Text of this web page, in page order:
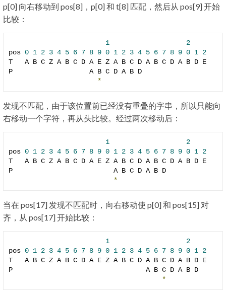
p[0] 向右移动到 pos[8]，p[0] 和 t[8] 匹配，然后从 pos[9] 开始
比较：
1
2
pos 0 1 2 3 4 5 6 7 8 9 0 1 2 3 4 5 6 7 8 9 0 1 2
T   A B C Z A B C D A E Z A B C D A B C D A B D E
P                   A B C D A B D
*
发现不匹配，由于该位置前已经没有重叠的字串，所以只能向
右移动一个字符，再从头比较。经过两次移动后：
1
2
pos 0 1 2 3 4 5 6 7 8 9 0 1 2 3 4 5 6 7 8 9 0 1 2
T   A B C Z A B C D A E Z A B C D A B C D A B D E
P                         A B C D A B D
*
当在 pos[17] 发现不匹配时，向右移动使 p[0] 和 pos[15] 对
齐，从 pos[17] 开始比较：
1
2
pos 0 1 2 3 4 5 6 7 8 9 0 1 2 3 4 5 6 7 8 9 0 1 2
T   A B C Z A B C D A E Z A B C D A B C D A B D E
P                                 A B C D A B D
*